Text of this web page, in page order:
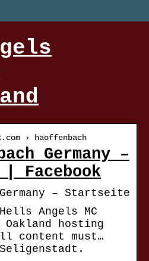
› haoffenbach
Germany –
Facebook
Germany – Startseite
Angels MC
Oakland hosting
content must…